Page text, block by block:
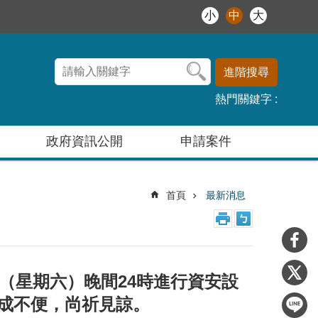
小 中 大
進階搜尋
熱門關鍵字
政府資訊公開 申請案件
首頁 最新消息
星期六）晚間24時進行資安設
便，尚祈見諒。